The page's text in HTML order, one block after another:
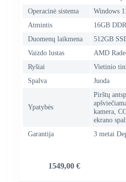
Operacinė sistema
Windows
Atmintis
16GB
Duomenų laikmena
512GB
Vaizdo lustas
AMD
Ryšiai
Vietinio
Spalva
Juoda
Ypatybės
Pirštų
kamera,
ekrano
Garantija
3 metai
1549,00 €